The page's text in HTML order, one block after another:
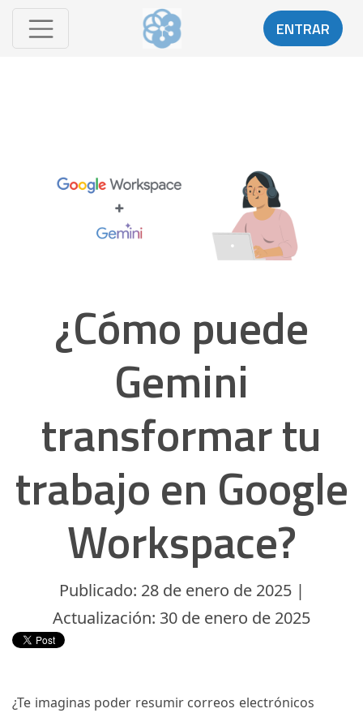
ENTRAR
¿Cómo puede
Gemini
transformar tu
trabajo en Google
Workspace?
Publicado: 28 de enero de 2025 |
Actualización: 30 de enero de 2025
¿Te imaginas poder resumir correos electrónicos